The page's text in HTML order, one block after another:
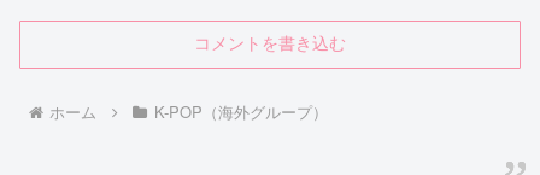
コメントを書き込む
ホーム K-POP（海外グループ）